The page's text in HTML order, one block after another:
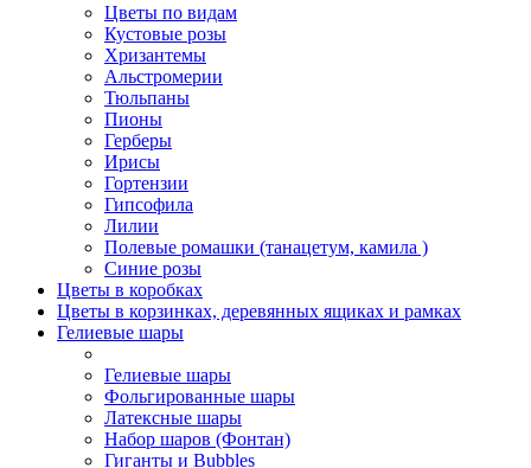
Цветы по видам
Кустовые розы
Хризантемы
Альстромерии
Тюльпаны
Пионы
Герберы
Ирисы
Гортензии
Гипсофила
Лилии
Полевые ромашки (танацетум, камила )
Синие розы
Цветы в коробках
Цветы в корзинках, деревянных ящиках и рамках
Гелиевые шары
Гелиевые шары
Фольгированные шары
Латексные шары
Набор шаров (Фонтан)
Гиганты и Bubbles